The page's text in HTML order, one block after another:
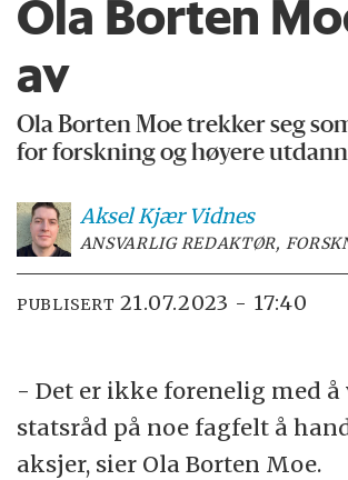
Ola Borten
av
Ola Borten Moe trekker seg
for forskning og høyere
Aksel Kjær Vidnes
ANSVARLIG REDAKTØR,
PUBLISERT 21.07.2023 - 17:40
- Det er ikke forenelig med
statsråd på noe fagfelt å
aksjer, sier Ola Borten Moe.